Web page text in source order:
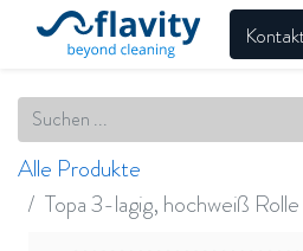
Alle Produkte
Topa 3-lagig, hochweiß